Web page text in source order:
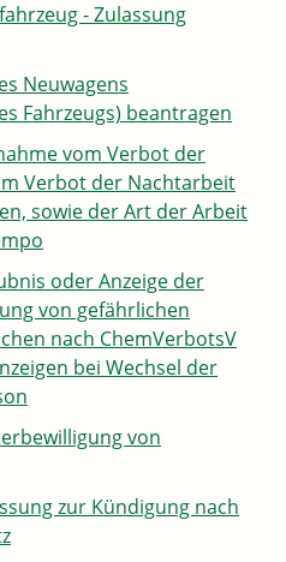
- Zulassung
Neuwagens
Fahrzeugs) beantragen
vom Verbot der
Verbot der Nachtarbeit
sowie der Art der Arbeit
oder Anzeige der
von gefährlichen
nach ChemVerbotsV
bei Wechsel der
von
zur Kündigung nach